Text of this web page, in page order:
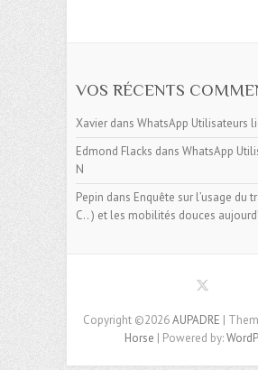
VOS RÉCENTS
Xavier dans WhatsApp Utilisateurs
Edmond Flacks dans WhatsApp
N
Pepin dans Enquête sur l’usage du
C.. ) et les mobilités douces
Copyright ©2026AUPADRE |
Horse | Powered by: